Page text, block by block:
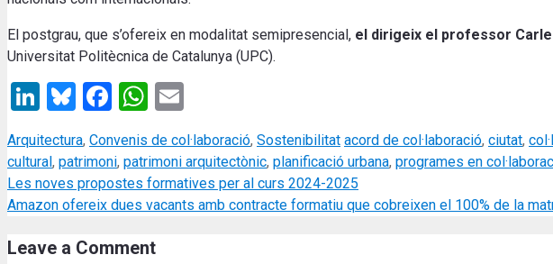
El postgrau, que s’ofereix en modalitat semipresencial, el dirigeix ​​el professor
Universitat Politècnica de Catalunya (UPC).
LinkedIn
Bluesky
Facebook
WhatsApp
Categories
Arquitectura, Convenis de col·laboració, Sostenibilitat Tags
acord de col·laboració, ciutat,
cultural, patrimoni, patrimoni arquitectònic, planificació urbana, programes en
Les noves propostes formatives per al curs 2024-2025
Amazon ofereix dues vacants amb contracte formatiu que cobreixen el 100% de la
Leave a Comment